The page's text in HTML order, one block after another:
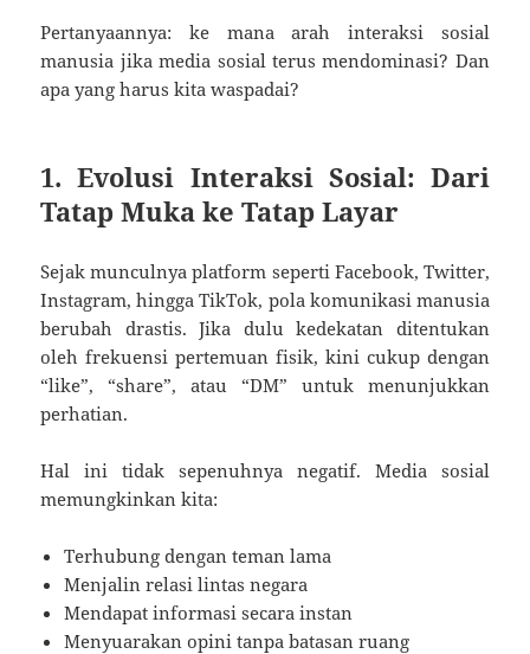
Pertanyaannya: ke mana arah interaksi sosial
manusia jika media sosial terus mendominasi? Dan
apa yang harus kita waspadai?
1. Evolusi Interaksi Sosial: Dari
Tatap Muka ke Tatap Layar
Sejak munculnya platform seperti Facebook, Twitter,
Instagram, hingga TikTok, pola komunikasi manusia
berubah drastis. Jika dulu kedekatan ditentukan
oleh frekuensi pertemuan fisik, kini cukup dengan
“like”, “share”, atau “DM” untuk menunjukkan
perhatian.
Hal ini tidak sepenuhnya negatif. Media sosial
memungkinkan kita:
Terhubung dengan teman lama
Menjalin relasi lintas negara
Mendapat informasi secara instan
Menyuarakan opini tanpa batasan ruang